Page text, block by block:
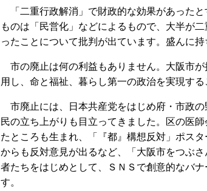
「二重行政解消」で財政的な効果があった
ものは「民営化」などによるもので、大半が
ったことについて批判が出ています。盛んに
市の廃止は何の利益もありません。大阪市
用し、命と福祉、暮らし第一の政治を実現する
市廃止には、日本共産党をはじめ府・市政
民の立ち上がりも目立ってきました。区の医
たところも生まれ、「『都』構想反対」ポス
からも反対意見が出るなど、「大阪市をつぶ
者たちをはじめとして、ＳＮＳで創意的なバ
す。